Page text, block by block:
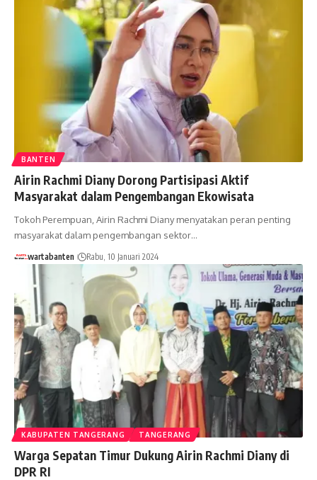
BANTEN
Airin Rachmi Diany Dorong Partisipasi Aktif
Masyarakat dalam Pengembangan Ekowisata
Tokoh Perempuan, Airin Rachmi Diany menyatakan peran penting
masyarakat dalam pengembangan sektor…
wartabanten Rabu, 10 Januari 2024
KABUPATEN TANGERANG TANGERANG
Warga Sepatan Timur Dukung Airin Rachmi Diany di
DPR RI